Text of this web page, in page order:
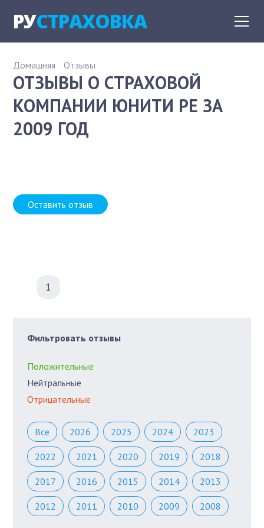
РУСТРАХОВКА
Домашняя Отзывы
ОТЗЫВЫ О СТРАХОВОЙ
КОМПАНИИ ЮНИТИ РЕ ЗА
2009 ГОД
Оставить отзыв
1
Фильтровать отзывы
Положительные
Нейтральные
Отрицательные
Все 2026 2025 2024 2023
2022 2021 2020 2019 2018
2017 2016 2015 2014 2013
2012 2011 2010 2009 2008